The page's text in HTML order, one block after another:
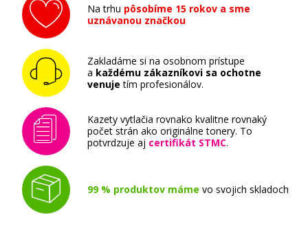
Na trhu pôsobíme 15 rokov a sme
uznávanou značkou
Zakladáme si na osobnom prístupe
a každému zákazníkovi sa ochotne
venuje tím profesionálov.
Kazety vytlačia rovnako kvalitne rovnaký
počet strán ako originálne tonery. To
potvrdzuje aj certifikát STMC.
99 % produktov máme vo svojich skladoch